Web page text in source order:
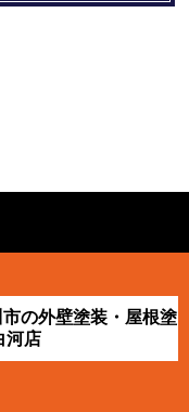
の外壁塗装・屋根塗
河店